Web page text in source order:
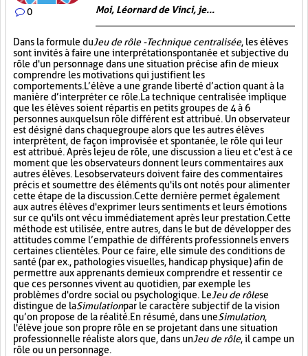
0 Moi, Léornard de Vinci, je...
Dans la formule duJeu de rôle - Technique centralisée, les élèves
sont invités à faire une interprétation spontanée et subjective du
rôle d'un personnage dans une situation précise afin de mieux
comprendre les motivations qui justifient les
comportements. L’élève a une grande liberté d’action quant à la
manière d’interpréter ce rôle. La technique centralisée implique
que les élèves soient répartis en petits groupes de 4 à 6
personnes auxquels un rôle différent est attribué. Un observateur
est désigné dans chaque groupe alors que les autres élèves
interprètent, de façon improvisée et spontanée, le rôle qui leur
est attribué. Après le jeu de rôle, une discussion a lieu et c'est à ce
moment que les observateurs donnent leurs commentaires aux
autres élèves. Les observateurs doivent faire des commentaires
précis et soumettre des éléments qu'ils ont notés pour alimenter
cette étape de la discussion. Cette dernière permet également
aux autres élèves d'exprimer leurs sentiments et leurs émotions
sur ce qu'ils ont vécu immédiatement après leur prestation. Cette
méthode est utilisée, entre autres, dans le but de développer des
attitudes comme l’empathie de différents professionnels envers
certaines clientèles. Pour ce faire, elle simule des conditions de
santé (par ex., pathologies visuelles, handicap physique) afin de
permettre aux apprenants de mieux comprendre et ressentir ce
que ces personnes vivent au quotidien, par exemple les
problèmes d'ordre social ou psychologique. LeJeu de rôlese
distingue de laSimulationpar le caractère subjectif de la vision
qu’on propose de la réalité. En résumé, dans uneSimulation,
l'élève joue son propre rôle en se projetant dans une situation
professionnelle réaliste alors que, dans unJeu de rôle, il campe un
rôle ou un personnage.